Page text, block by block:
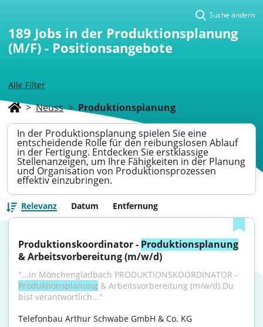
Alle Filter
Suche ändern
189 Jobs in der Produktionsplanung
(M/F) - Positionsangebote
> Neuss > Produktionsplanung
In der Produktionsplanung spielen Sie eine
entscheidende Rolle für den reibungslosen Ablauf
in der Fertigung. Entdecken Sie erstklassige
Stellenanzeigen, um Ihre Fähigkeiten in der Planung
und Organisation von Produktionsprozessen
effektiv einzubringen.
Relevanz Datum Entfernung
Produktionskoordinator - Produktionsplanung
& Arbeitsvorbereitung (m/w/d)
Produktionsplanung & Arbeitsvorbereitung (m/w/d) Du
bist verantwortlich..."
Telefonbau Arthur Schwabe GmbH & Co. KG